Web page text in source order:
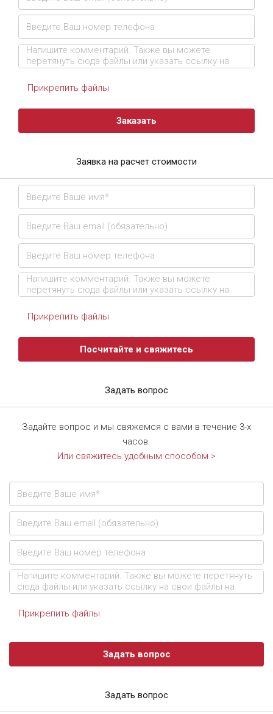
Прикрепить файлы
Заказать
Заявка на расчет стоимости
Прикрепить файлы
Посчитайте и свяжитесь
Задать вопрос
Задайте вопрос и мы свяжемся с вами в течение 3-х
часов.
Или свяжитесь удобным способом >
Прикрепить файлы
Задать вопрос
Задать вопрос